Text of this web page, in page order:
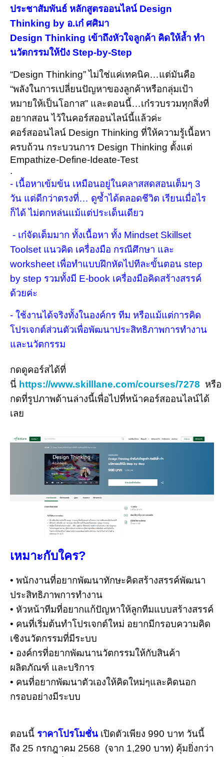
ประชาสัมพันธ์ หลักสูตรออนไลน์ Design
Thinking by อ.เก๋ ศศิมา
Design Thinking เข้าถึงหัวใจลูกค้า คิดให้ล้ำ ทำ
นวัตกรรมให้ปัง Step-by-Step
“Design Thinking” ไม่ใช่แค่เทคนิค…แต่มันคือ
“พลังในการเปลี่ยนปัญหาของลูกค้าหรือกลุ่มเป้า
หมายให้เป็นโอกาส” และตอนนี้…เก๋รวบรวมทุกสิ่งที่
อยากสอน ไว้ในคอร์สออนไลน์นี้แล้วค่ะ
คอร์สออนไลน์ Design Thinking ที่ให้ความรู้เนื้อหา
ครบถ้วน กระบวนการ Design Thinking ตั้งแต่
Empathize-Define-Ideate-Test
.
- เนื้อหาเข้มข้น เหมือนอยู่ในคลาสสดสอนเต็มๆ 3
วัน แต่ดีกว่าตรงที่… ดูซ้ำได้ตลอดชีวิต เรียนเมื่อไร
ก็ได้ ไม่ตกหล่นแม้แต่ประเด็นเดียว
- เก๋จัดเต็มมาก ทั้งเนื้อหา ทั้ง Mindset Skillset
Toolset แนวคิด เครื่องมือ กรณีศึกษา และ
worksheet เพื่อทำแบบฝึกหัดไปทีละขั้นตอน step
by step รวมทั้งมี E-book เครื่องมือคิดสร้างสรรค์
ด้วยค่ะ
- ใช้งานได้จริงทั้งในองค์กร ทีม หรือแม้แต่การคิด
โปรเจกต์ส่วนตัวเพื่อพัฒนาประสิทธิภาพการทำงาน
และนวัตกรรม
กดดูคอร์สได้ที่
นี่ https://www.skilllane.com/courses/7278 หรือ
กดที่รูปภาพด้านล่างนี้เพื่อไปที่หน้าคอร์สออนไลน์ได้
เลย
เหมาะกับใคร?
• พนักงานที่อยากพัฒนาทักษะคิดสร้างสรรค์พัฒนา
ประสิทธิภาพการทำงาน
• หัวหน้าทีมที่อยากแก้ปัญหาให้ลูกทีมแบบสร้างสรรค์
• คนที่เริ่มต้นทำโปรเจกต์ใหม่ อยากมีกรอบความคิด
เชิงนวัตกรรมที่มีระบบ
• องค์กรที่อยากพัฒนานวัตกรรมให้กับสินค้า
ผลิตภัณฑ์ และบริการ
• คนที่อยากพัฒนาตัวเองให้คิดใหม่ๆและคิดนอก
กรอบอย่างมีระบบ
ตอนนี้ ราคาโปรโมชั่น เปิดตัวเพียง 990 บาท วันนี้
ถึง 25 กรกฎาคม 2568 (จาก 1,290 บาท) คุ้มยิ่งกว่า